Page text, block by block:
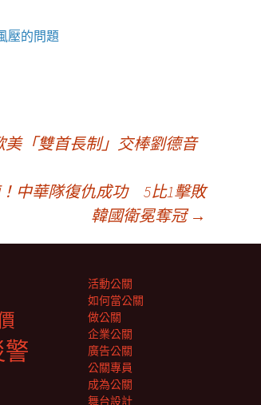
壓的問題
「雙首長制」交棒劉德音
中華隊復仇成功 5比1擊敗
韓國衛冕奪冠 →
活動公關
如何當公關
做公關
企業公關
廣告公關
公關專員
成為公關
舞台設計